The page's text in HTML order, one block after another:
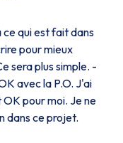
ce qui est fait dans
pour mieux
sera plus simple. -
avec la P.O. J'ai
pour moi. Je ne
dans ce projet.